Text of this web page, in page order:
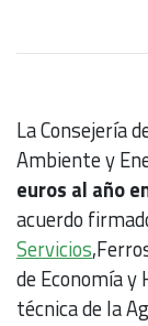
La Consejería
Ambiente y
euros al año
acuerdo
Servicios
de Economía
técnica de la